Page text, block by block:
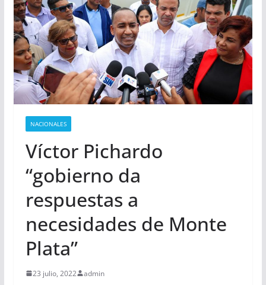
NACIONALES
Víctor Pichardo
“gobierno da
respuestas a
necesidades de Monte
Plata”
23 julio, 2022 admin